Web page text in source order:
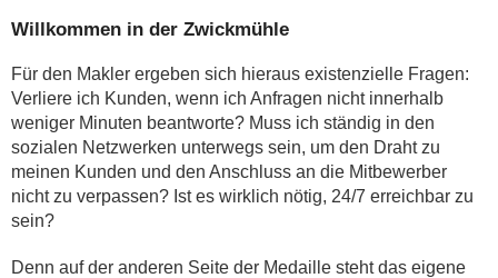
Willkommen in der Zwickmühle
Für den Makler ergeben sich hieraus existenzielle Fragen:
Verliere ich Kunden, wenn ich Anfragen nicht innerhalb
weniger Minuten beantworte? Muss ich ständig in den
sozialen Netzwerken unterwegs sein, um den Draht zu
meinen Kunden und den Anschluss an die Mitbewerber
nicht zu verpassen? Ist es wirklich nötig, 24/7 erreichbar zu
sein?
Denn auf der anderen Seite der Medaille steht das eigene